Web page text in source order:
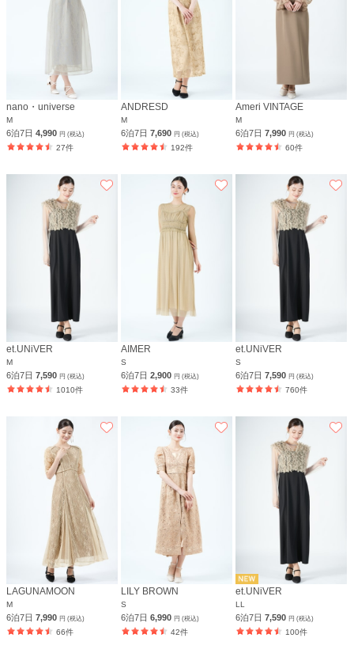
nano・universe
M
6泊7日 4,990 円 (税込)
27件
ANDRESD
M
6泊7日7,690円 (税込)
192件
Ameri VINTAGE
M
6泊7日7,990円 (税込)
60件
et.UNiVER
M
6泊7日 7,590 円 (税込)
1010件
AIMER
S
6泊7日2,900円 (税込)
33件
et.UNiVER
S
6泊7日7,590円 (税込)
760件
LAGUNAMOON
M
6泊7日 7,990 円 (税込)
66件
LILY BROWN
S
6泊7日6,990円 (税込)
42件
et.UNiVER
LL
6泊7日7,590円 (税込)
100件